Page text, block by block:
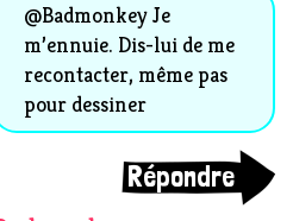
@Badmonkey Je
m’ennuie. Dis-lui de me
recontacter, même pas
pour dessiner
Répondre